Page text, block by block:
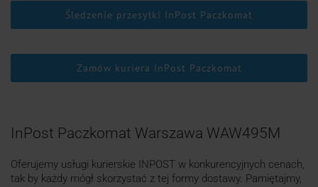
Śledzenie przesyłki InPost Paczkomat
Zamów kuriera InPost Paczkomat
InPost Paczkomat Warszawa WAW495M
Oferujemy usługi kurierskie INPOST w konkurencyjnych cenach,
tak by każdy mógł skorzystać z tej formy dostawy. Pamiętajmy,